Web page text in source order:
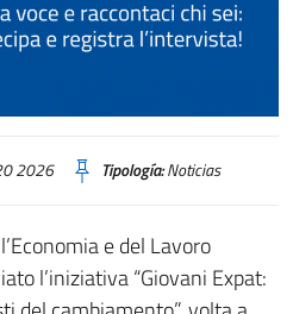
2026 Tipología:Noticias
e del Lavoro
l’iniziativa “Giovani Expat: